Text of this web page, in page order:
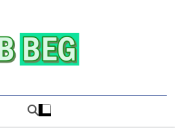
| Ensaio
| Sexo |
De Apostas E Casinos Online |
E Relacionamento |